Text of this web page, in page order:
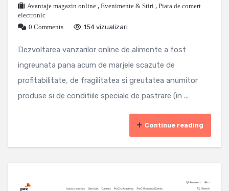
Avantaje magazin online , Evenimente & Stiri , Piata de comert
electronic
0 Comments
154 vizualizari
Dezvoltarea vanzarilor online de alimente a fost
ingreunata pana acum de marjele scazute de
profitabilitate, de fragilitatea si greutatea anumitor
produse si de conditiile speciale de pastrare (in ...
Continue reading